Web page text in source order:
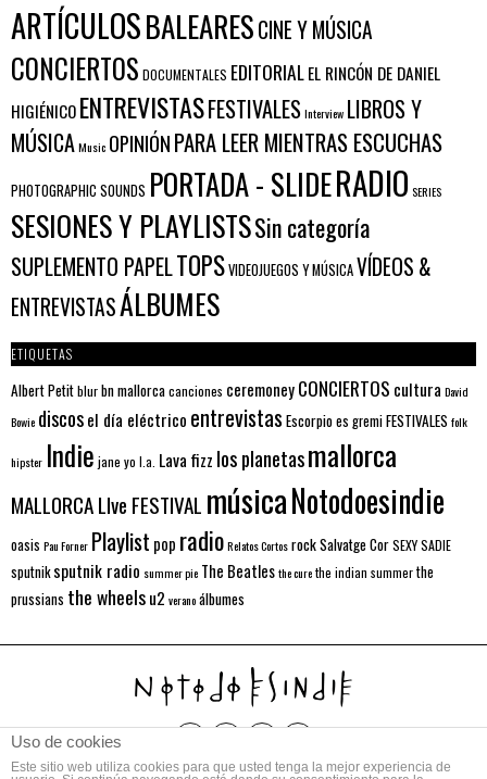
ARTÍCULOSBALEARESCINE Y MÚSICA
CONCIERTOS DOCUMENTALES EDITORIALEL RINCÓN DE DANIEL
HIGIÉNICOENTREVISTASFESTIVALESInterview LIBROS Y
MÚSICAMusic OPINIÓNPARA LEER MIENTRAS ESCUCHAS
PHOTOGRAPHIC SOUNDS PORTADA - SLIDERADIO SERIES
SESIONES Y PLAYLISTSSin categoría
SUPLEMENTO PAPELTOPSVIDEOJUEGOS Y MÚSICAVÍDEOS &
ENTREVISTASÁLBUMES
ETIQUETAS
Albert Petitblurbn mallorcacanciones ceremoneyCONCIERTOS cultura David
Bowie discosel día eléctrico entrevistas Escorpioes gremiFESTIVALES folk
hipster Indie jane yo l.a. Lava fizz los planetasmallorca
MALLORCA LIve FESTIVAL músicaNotodoesindie
oasis Pau Forner Playlist pop radioRelatos CortosrockSalvatge CorSEXY SADIE
sputnik sputnik radio summer pie The Beatlesthe curethe indian summerthe
prussians the wheelsu2 veranoálbumes
Uso de cookies
Este sitio web utiliza cookies para que usted tenga la mejor experiencia de